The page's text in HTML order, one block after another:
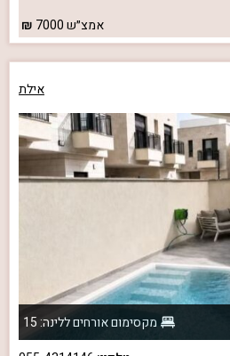
אמצ״ש7000
אילת
מקסימום אורחים ללינה: 15